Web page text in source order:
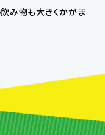
み物も大きくかがま